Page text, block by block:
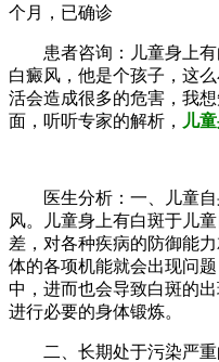
个月，已确诊
患者咨询：儿童身上有
白癜风，他是个孩子，这
活会造成很多的危害，我
面，听听专家的解析， 儿
医生分析：一、儿童自
风。儿童身上有白斑于儿
差，对各种疾病的防御能
体的各项机能就会出现问
中，进而也会导致白斑的
进行必要的身体锻炼。
二、长期处于污染严重